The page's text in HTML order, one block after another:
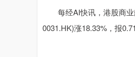
每经AI快讯，港股商业
0031.HK)涨18.33%，报